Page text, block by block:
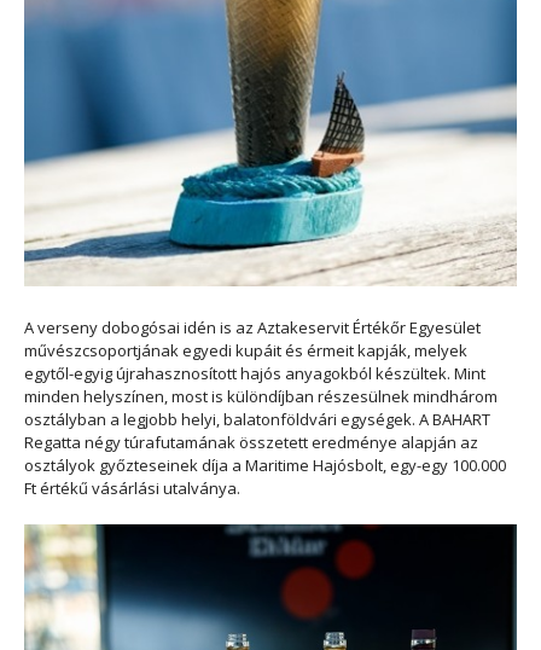
A verseny dobogósai idén is az Aztakeservit Értékőr Egyesület
művészcsoportjának egyedi kupáit és érmeit kapják, melyek
egytől-egyig újrahasznosított hajós anyagokból készültek. Mint
minden helyszínen, most is különdíjban részesülnek mindhárom
osztályban a legjobb helyi, balatonföldvári egységek. A BAHART
Regatta négy túrafutamának összetett eredménye alapján az
osztályok győzteseinek díja a Maritime Hajósbolt, egy-egy 100.000
Ft értékű vásárlási utalványa.